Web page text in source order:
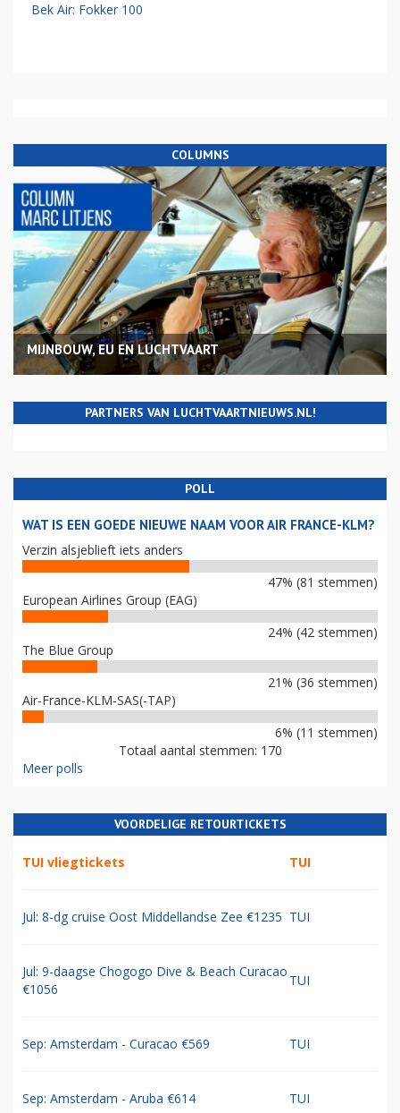
Bek Air: Fokker 100
COLUMNS
MIJNBOUW, EU EN LUCHTVAART
PARTNERS VAN LUCHTVAARTNIEUWS.NL!
POLL
WAT IS EEN GOEDE NIEUWE NAAM VOOR AIR FRANCE-KLM?
Verzin alsjeblieft iets anders
47% (81 stemmen)
European Airlines Group (EAG)
24% (42 stemmen)
The Blue Group
21% (36 stemmen)
Air-France-KLM-SAS(-TAP)
6% (11 stemmen)
Totaal aantal stemmen: 170
Meer polls
VOORDELIGE RETOURTICKETS
TUI vliegtickets TUI
Jul: 8-dg cruise Oost Middellandse Zee €1235 TUI
Jul: 9-daagse Chogogo Dive & Beach Curacao
€1056
TUI
Sep: Amsterdam - Curacao €569 TUI
Sep: Amsterdam - Aruba €614 TUI